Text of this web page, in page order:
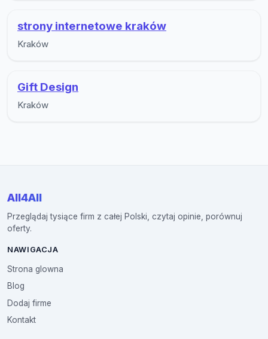
strony internetowe kraków
Kraków
Gift Design
Kraków
All4All
Przeglądaj tysiące firm z całej Polski, czytaj opinie, porównuj
oferty.
NAWIGACJA
Strona glowna
Blog
Dodaj firme
Kontakt